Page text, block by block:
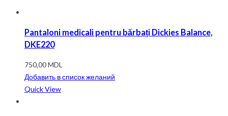
Pantaloni medicali pentru bărbați Dickies Balance,
DKE220
750,00MDL
Добавить в список желаний
Quick View